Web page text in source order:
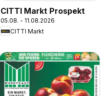
CITTI Markt Prospekt
05.08. - 11.08.2026
CITTI Markt